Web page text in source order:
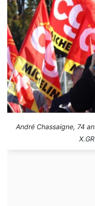
André Chassaigne, 74